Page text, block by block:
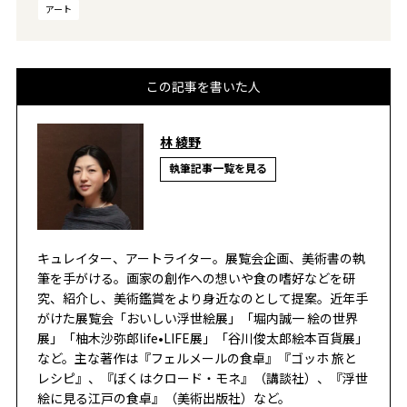
アート
この記事を書いた人
林 綾野
執筆記事一覧を見る
キュレイター、アートライター。展覧会企画、美術書の執
筆を手がける。画家の創作への想いや食の嗜好などを研
究、紹介し、美術鑑賞をより身近なのとして提案。近年手
がけた展覧会「おいしい浮世絵展」「堀内誠一 絵の世界
展」「柚木沙弥郎life•LIFE展」「谷川俊太郎絵本百貨展」
など。主な著作は『フェルメールの食卓』『ゴッホ 旅と
レシピ』、『ぼくはクロード・モネ』（講談社）、『浮世
絵に見る江戸の食卓』（美術出版社）など。